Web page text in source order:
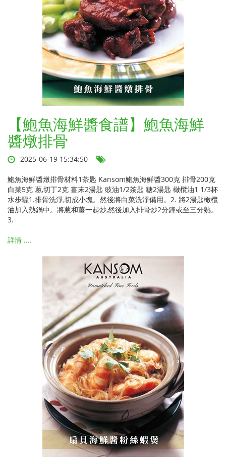
【鮑魚海鮮醬食譜】鮑魚海鮮
醬燉排骨
2025-06-19 15:34:50
鮑魚海鮮醬燉排骨材料1茶匙 Kansom鮑魚海鮮醬300克 排骨200克
白菜5克 蔥,切丁2克 薑末2湯匙 豉油1/2茶匙 糖2湯匙 橄欖油1 1/3杯
水步驟1.排骨洗淨,切成小塊。然後將白菜洗淨備用。2. 將2湯匙橄欖
油加入熱鍋中。將蔥和薑一起炒,然後加入排骨炒2分鐘或至三分熟。
3.
詳情 ....